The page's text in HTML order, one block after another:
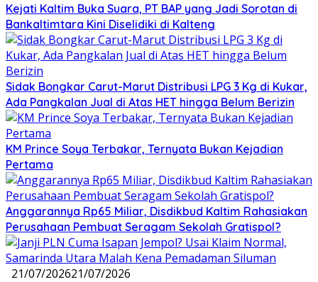
Kejati Kaltim Buka Suara, PT BAP yang Jadi Sorotan di
Bankaltimtara Kini Diselidiki di Kalteng
Sidak Bongkar Carut-Marut Distribusi LPG 3 Kg di Kukar,
Ada Pangkalan Jual di Atas HET hingga Belum Berizin
KM Prince Soya Terbakar, Ternyata Bukan Kejadian
Pertama
Anggarannya Rp65 Miliar, Disdikbud Kaltim Rahasiakan
Perusahaan Pembuat Seragam Sekolah Gratispol?
21/07/202621/07/2026